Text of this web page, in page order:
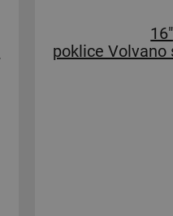
16"
poklice Volvano